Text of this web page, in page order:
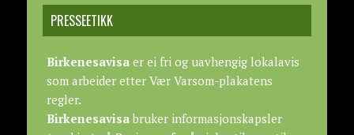
PRESSEETIKK
Birkenesavisaer ei fri og uavhengig lokalavis
som arbeider etter Vær Varsom-plakatens
regler.
Birkenesavisabruker informasjonskapsler